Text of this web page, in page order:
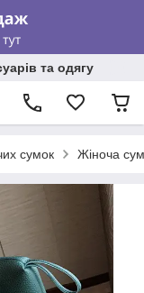
та одягу
сумок Жіноча